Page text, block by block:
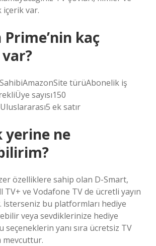
içerik var.
kaç
türüAbonelik iş
sayısı150
ek satır
ne
özelliklere sahip olan D-Smart,
ve Vodafone TV de ücretli yayın
İsterseniz bu platformları hediye
veya sevdiklerinize hediye
seçeneklerin yanı sıra ücretsiz TV
mevcuttur.